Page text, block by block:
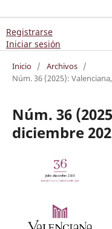
Registrarse
Iniciar sesión
Inicio / Archivos /
Núm. 36 (2025):
Núm. 36
diciembre